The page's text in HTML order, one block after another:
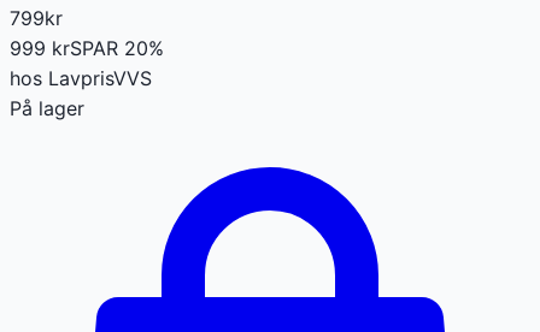
799kr
999 krSPAR 20%
hos LavprisVVS
På lager